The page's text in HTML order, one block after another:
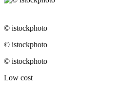
© istockphoto
© istockphoto
© istockphoto
Low cost